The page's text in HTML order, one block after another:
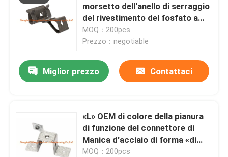
morsetto dell'anello di serraggio
del rivestimento del fosfato a
M6/M8 infilato Antivari
MOQ：200pcs
Prezzo：negotiable
Miglior prezzo Contattaci
«L» OEM di colore della pianura
di funzione del connettore di
Manica d'acciaio di forma «di
m.»
MOQ：200pcs